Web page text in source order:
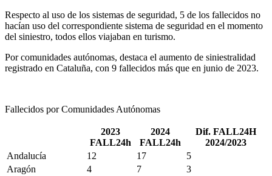
Respecto al uso de los sistemas de seguridad, 5 de los fallecidos no
hacían uso del correspondiente sistema de seguridad en el momento
del siniestro, todos ellos viajaban en turismo.
Por comunidades autónomas, destaca el aumento de siniestralidad
registrado en Cataluña, con 9 fallecidos más que en junio de 2023.
Fallecidos por Comunidades Autónomas
2023
FALL24h
2024
FALL24h
Dif. FALL24H
2024/2023
Andalucía
12 17
5
Aragón
4 7
3